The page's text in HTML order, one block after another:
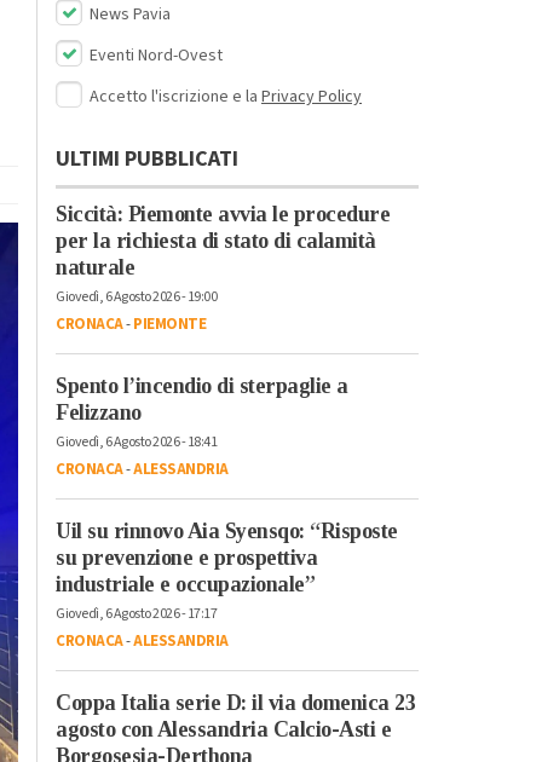
News Pavia
Eventi Nord-Ovest
Accetto l'iscrizione e la Privacy Policy
ULTIMI PUBBLICATI
Siccità: Piemonte avvia le procedure
per la richiesta di stato di calamità
naturale
Giovedì, 6 Agosto 2026 - 19:00
CRONACA-PIEMONTE
Spento l’incendio di sterpaglie a
Felizzano
Giovedì, 6 Agosto 2026 - 18:41
CRONACA-ALESSANDRIA
Uil su rinnovo Aia Syensqo: “Risposte
su prevenzione e prospettiva
industriale e occupazionale”
Giovedì, 6 Agosto 2026 - 17:17
CRONACA-ALESSANDRIA
Coppa Italia serie D: il via domenica 23
agosto con Alessandria Calcio-Asti e
Borgosesia-Derthona